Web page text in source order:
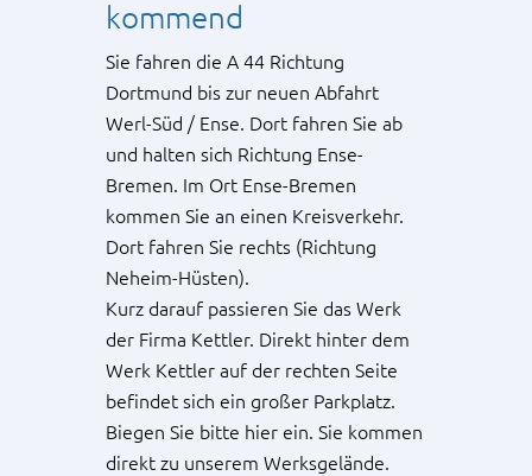
kommend
Sie fahren die A 44 Richtung
Dortmund bis zur neuen Abfahrt
Werl-Süd / Ense. Dort fahren Sie ab
und halten sich Richtung Ense-
Bremen. Im Ort Ense-Bremen
kommen Sie an einen Kreisverkehr.
Dort fahren Sie rechts (Richtung
Neheim-Hüsten).
Kurz darauf passieren Sie das Werk
der Firma Kettler. Direkt hinter dem
Werk Kettler auf der rechten Seite
befindet sich ein großer Parkplatz.
Biegen Sie bitte hier ein. Sie kommen
direkt zu unserem Werksgelände.